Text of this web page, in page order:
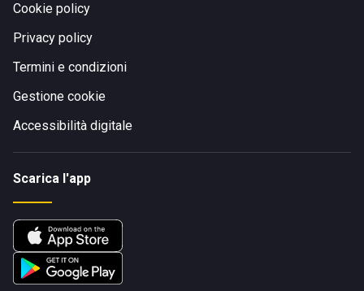
Cookie policy
Privacy policy
Termini e condizioni
Gestione cookie
Accessibilità digitale
Scarica l'app